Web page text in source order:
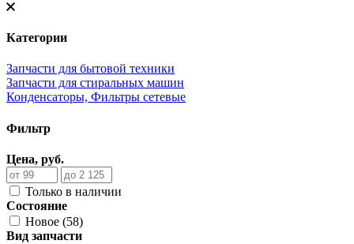
Категории
Запчасти для бытовой техники
Запчасти для стиральных машин
Конденсаторы, Фильтры сетевые
Фильтр
Цена, руб.
Только в наличии
Состояние
Новое (58)
Вид запчасти